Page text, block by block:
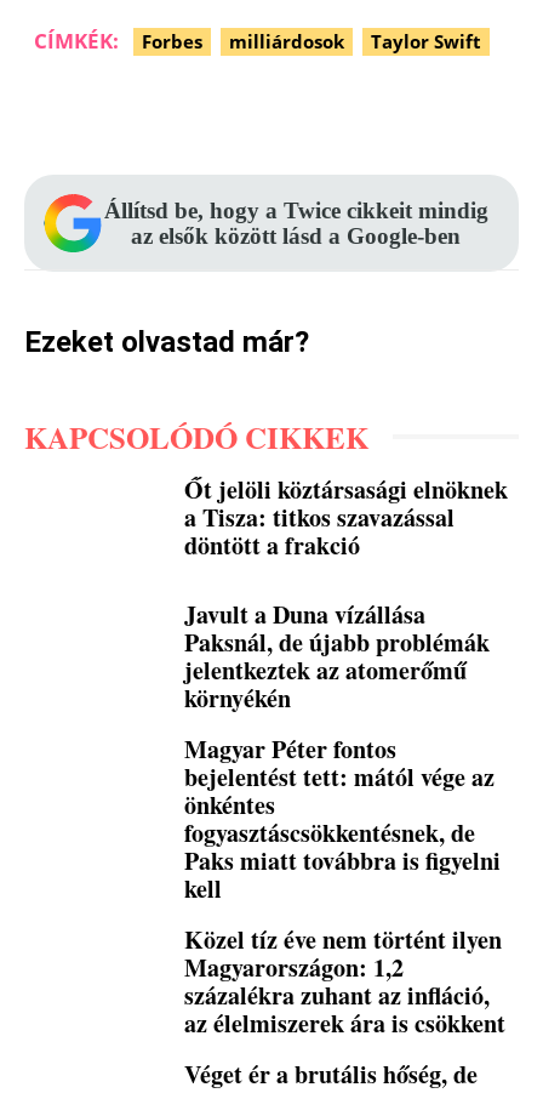
CÍMKÉK: Forbes milliárdosok Taylor Swift
Állítsd be, hogy a Twice cikkeit mindig
az elsők között lásd a Google-ben
Ezeket olvastad már?
KAPCSOLÓDÓ CIKKEK
Őt jelöli köztársasági elnöknek
a Tisza: titkos szavazással
döntött a frakció
Javult a Duna vízállása
Paksnál, de újabb problémák
jelentkeztek az atomerőmű
környékén
Magyar Péter fontos
bejelentést tett: mától vége az
önkéntes
fogyasztáscsökkentésnek, de
Paks miatt továbbra is figyelni
kell
Közel tíz éve nem történt ilyen
Magyarországon: 1,2
százalékra zuhant az infláció,
az élelmiszerek ára is csökkent
Véget ér a brutális hőség, de